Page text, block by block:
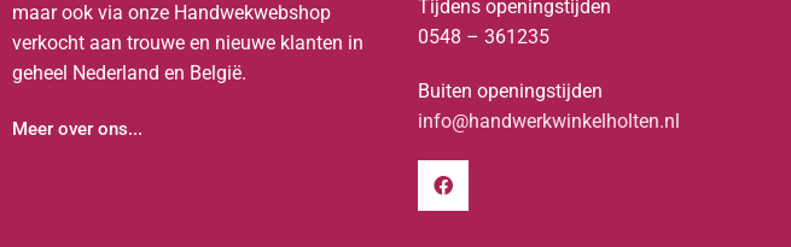
maar ook via onze Handwekwebshop
verkocht aan trouwe en nieuwe klanten in
geheel Nederland en België.
Meer over ons...
Tijdens openingstijden
0548 – 361235
Buiten openingstijden
info@handwerkwinkelholten.nl